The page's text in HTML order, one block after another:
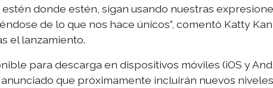
donde estén, sigan usando nuestras
de lo que nos hace únicos”, comentó Katty
el lanzamiento.
para descarga en dispositivos móviles (iOS y
que próximamente incluirán nuevos